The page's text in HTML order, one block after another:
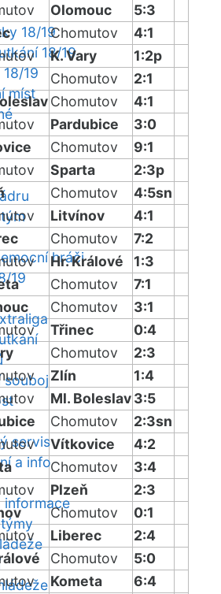
18/19
18/19
19
míst
hráči
19
souboj
servis
a info
informace
Olomouc
5:3
Chomutov
4:1
K. Vary
1:2p
Chomutov
2:1
Chomutov
4:1
Pardubice
3:0
Chomutov
9:1
Sparta
2:3p
Chomutov
4:5sn
Litvínov
4:1
Chomutov
7:2
Hr. Králové
1:3
Chomutov
7:1
Chomutov
3:1
Třinec
0:4
Chomutov
2:3
Zlín
1:4
Ml. Boleslav3:5
Chomutov
2:3sn
Vítkovice
4:2
Chomutov
3:4
Plzeň
2:3
Chomutov
0:1
Liberec
2:4
Chomutov
5:0
Kometa
6:4